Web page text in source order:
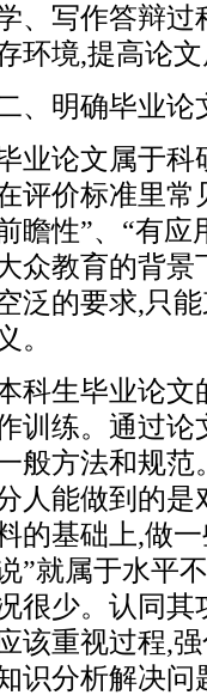
、写作答辩过
环境,提高论
、明确毕业论
业论文属于科
评价标准里常
瞻性”、“有应
众教育的背景
泛的要求,只
义。
科生毕业论文
训练。通过论
般方法和规范
人能做到的是
的基础上,做
”就属于水平
很少。认同其
该重视过程,
识分析解决问